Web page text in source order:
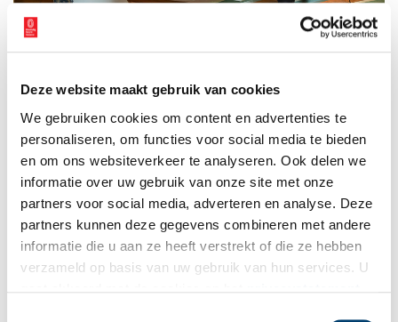
Deze website maakt gebruik van cookies
We gebruiken cookies om content en advertenties te
personaliseren, om functies voor social media te bieden
en om ons websiteverkeer te analyseren. Ook delen we
informatie over uw gebruik van onze site met onze
partners voor social media, adverteren en analyse. Deze
partners kunnen deze gegevens combineren met andere
informatie die u aan ze heeft verstrekt of die ze hebben
verzameld op basis van uw gebruik van hun services. U
Foto: Anna Groentjes, 2023.